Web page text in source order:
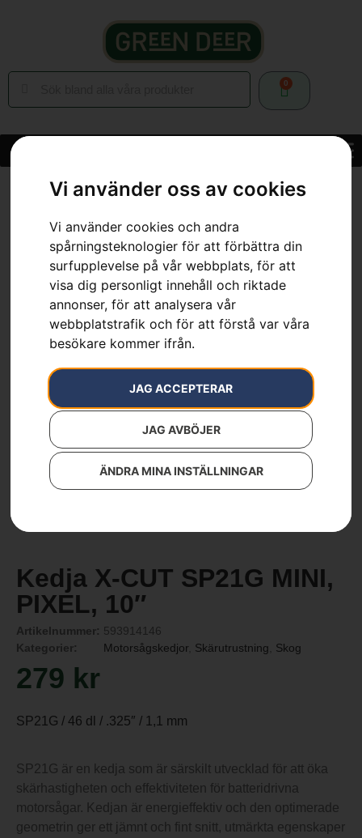
Vi använder oss av cookies
Vi använder cookies och andra
spårningsteknologier för att förbättra din
surfupplevelse på vår webbplats, för att
visa dig personligt innehåll och riktade
annonser, för att analysera vår
webbplatstrafik och för att förstå var våra
besökare kommer ifrån.
JAG ACCEPTERAR
JAG AVBÖJER
ÄNDRA MINA INSTÄLLNINGAR
0
» Webbutik »Skog»Skärutrustning»Motorsågskedjor
Kedja X-CUT SP21G MINI, PIXEL, 10″
Kedja X-CUT SP21G MINI,
PIXEL, 10″
Artikelnummer: 593914146
Kategorier:
Motorsågskedjor Skärutrustning Skog
279 kr
SP21G / 46 dl / .325″ / 1,1 mm
SP21G är en kedja som är särskilt utvecklad för att öka
skärhastigheten och effektiviteten för batteridrivna
motorsågar. Kedjan är energieffektiv och den optimerade
geometrin ger ett jämnt och fint snitt, utmärkta egenskaper